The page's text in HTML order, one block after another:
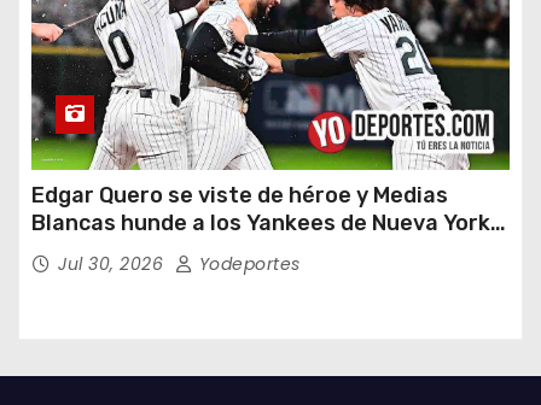
Edgar Quero se viste de héroe y Medias
Blancas hunde a los Yankees de Nueva York
en doce entradas
Jul 30, 2026 Yodeportes